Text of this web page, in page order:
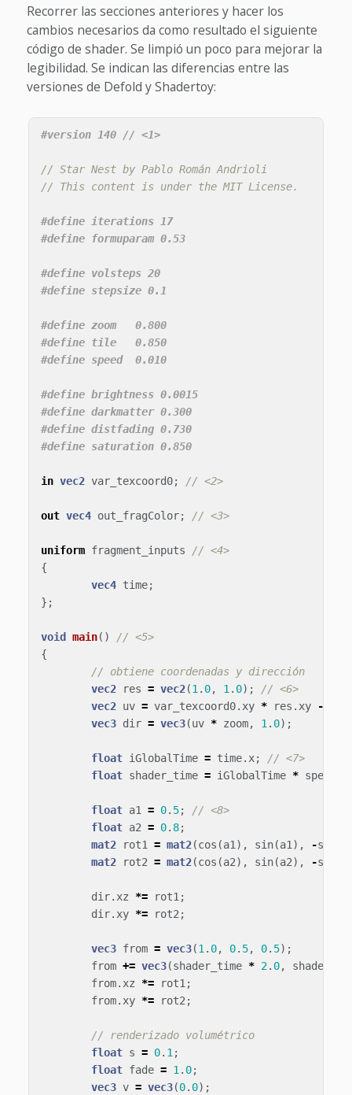
Recorrer las secciones anteriores y hacer los
cambios necesarios da como resultado el siguiente
código de shader. Se limpió un poco para mejorar la
legibilidad. Se indican las diferencias entre las
versiones de Defold y Shadertoy:
// Star Nest by Pablo Román Andrioli
// This content is under the MIT License.
#define iterations 17
#define volsteps 20
#define zoom   0.800
#define tile   0.850
#define brightness 0.0015
#define darkmatter 0.300
#define distfading 0.730
in vec2 var_texcoord0; // <2>
out vec4 out_fragColor; // <3>
uniform fragment_inputs
// <4>
{
vec4 time;
};
void main()
// <5>
{
// obtiene coordenadas y dirección
vec2
res = vec2(1 . 0, 1 . 0);
// <6>
vec2 uv = var_texcoord0. xy * res . xy -
vec3 dir = vec3(uv * zoom, 1 . 0);
float iGlobalTime = time. x;
// <7>
float shader_time = iGlobalTime * speed
float a1 = 0. 5;
// <8>
float a2 = 0. 8;
mat2
rot1 = mat2(cos (a1 ), sin(a1 ), -sin
mat2
rot2 = mat2(cos (a2), sin(a2), -sin
dir. xz *= rot1 ;
dir. xy *= rot2 ;
vec3 from = vec3(1 . 0, 0. 5, 0. 5);
from += vec3(shader_time * 2. 0,
from. xz *= rot1 ;
from. xy *= rot2 ;
// renderizado volumétrico
float s = 0. 1 ;
float fade = 1 . 0;
vec3 v = vec3(0. 0);